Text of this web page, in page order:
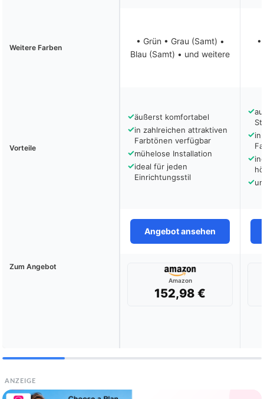
Weitere Farben
• Grün • Grau (Samt) •
Blau (Samt) • und weitere
•
Vorteile
✓äußerst komfortabel
✓in zahlreichen attraktiven
Farbtönen verfügbar
✓mühelose Installation
✓ideal für jeden
Einrichtungsstil
✓
✓in
✓
✓
Angebot ansehen
Zum Angebot
Amazon
152,98 €
ANZEIGE